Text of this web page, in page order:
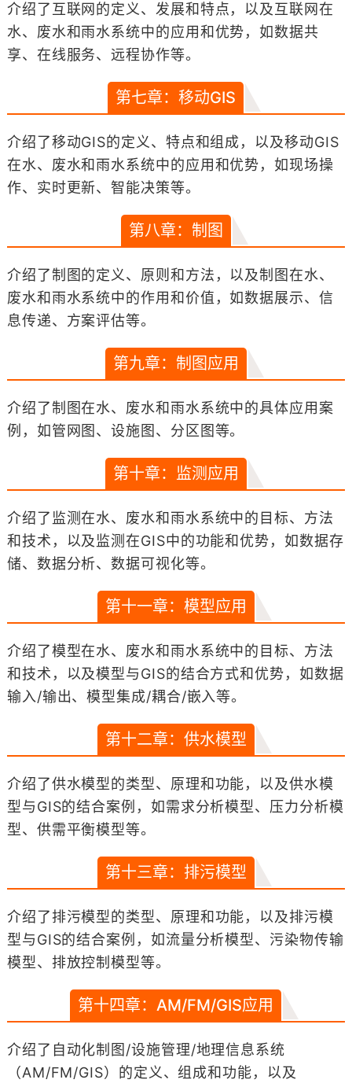
介绍了互联网的定义、发展和特点，以及互联网在
水、废水和雨水系统中的应用和优势，如数据共
享、在线服务、远程协作等。
第七章：移动GIS
介绍了移动GIS的定义、特点和组成，以及移动GIS
在水、废水和雨水系统中的应用和优势，如现场操
作、实时更新、智能决策等。
第八章：制图
介绍了制图的定义、原则和方法，以及制图在水、
废水和雨水系统中的作用和价值，如数据展示、信
息传递、方案评估等。
第九章：制图应用
介绍了制图在水、废水和雨水系统中的具体应用案
例，如管网图、设施图、分区图等。
第十章：监测应用
介绍了监测在水、废水和雨水系统中的目标、方法
和技术，以及监测在GIS中的功能和优势，如数据存
储、数据分析、数据可视化等。
第十一章：模型应用
介绍了模型在水、废水和雨水系统中的目标、方法
和技术，以及模型与GIS的结合方式和优势，如数据
输入/输出、模型集成/耦合/嵌入等。
第十二章：供水模型
介绍了供水模型的类型、原理和功能，以及供水模
型与GIS的结合案例，如需求分析模型、压力分析模
型、供需平衡模型等。
第十三章：排污模型
介绍了排污模型的类型、原理和功能，以及排污模
型与GIS的结合案例，如流量分析模型、污染物传输
模型、排放控制模型等。
第十四章：AM/FM/GIS应用
介绍了自动化制图/设施管理/地理信息系统
（AM/FM/GIS）的定义、组成和功能，以及